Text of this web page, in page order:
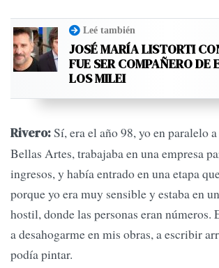
Leé también
JOSÉ MARÍA LISTORTI
FUE SER COMPAÑERO DE
LOS MILEI
Rivero:Sí, era el año 98, yo en paralelo
Bellas Artes, trabajaba en una empresa
ingresos, y había entrado en una etapa
porque yo era muy sensible y estaba en
hostil, donde las personas eran números.
a desahogarme en mis obras, a escribir
podía pintar.